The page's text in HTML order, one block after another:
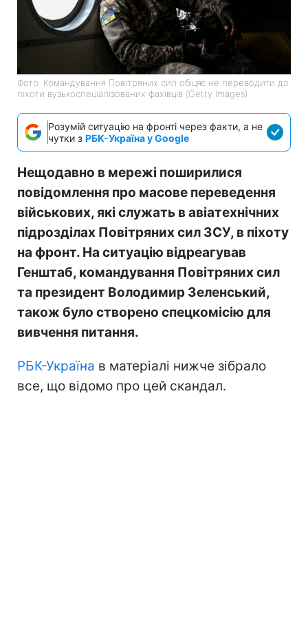
Фото: Командування Повітряних сил обіцяє не переводити до
піхоти вузькоспеціалізованих фахівців (Getty Images)
Розумій ситуацію на фронті через факти, а не
чутки з РБК-Україна у Google
Нещодавно в мережі поширилися
повідомлення про масове переведення
військових, які служать в авіатехнічних
підрозділах Повітряних сил ЗСУ, в піхоту
на фронт. На ситуацію відреагував
Генштаб, командування Повітряних сил
та президент Володимир Зеленський,
також було створено спецкомісію для
вивчення питання.
РБК-Україна в матеріалі нижче зібрало
все, що відомо про цей скандал.